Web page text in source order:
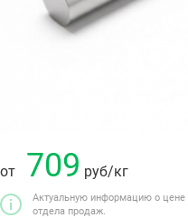
от 709 руб/кг
Актуальную информацию о цене
отдела продаж.